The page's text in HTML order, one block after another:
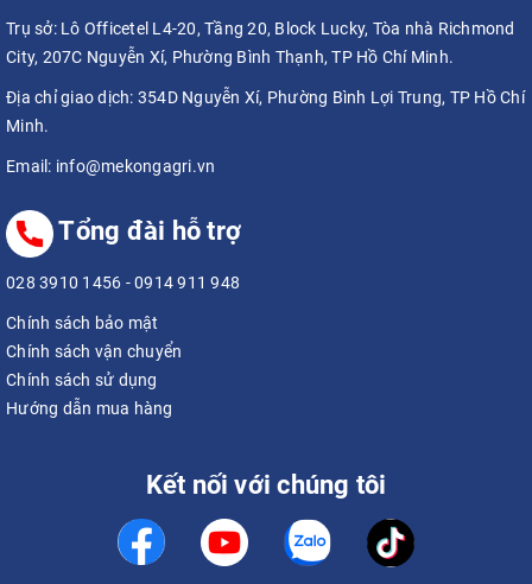
Trụ sở:Lô Officetel L4-20, Tầng 20, Block Lucky, Tòa nhà Richmond
City, 207C Nguyễn Xí, Phường Bình Thạnh, TP Hồ Chí Minh.
Địa chỉ giao dịch: 354D Nguyễn Xí, Phường Bình Lợi Trung, TP Hồ Chí
Minh.
Email: info@mekongagri.vn
Tổng đài hỗ trợ
028 3910 1456 -0914 911 948
Chính sách bảo mật
Chính sách vận chuyển
Chính sách sử dụng
Hướng dẫn mua hàng
Kết nối với chúng tôi